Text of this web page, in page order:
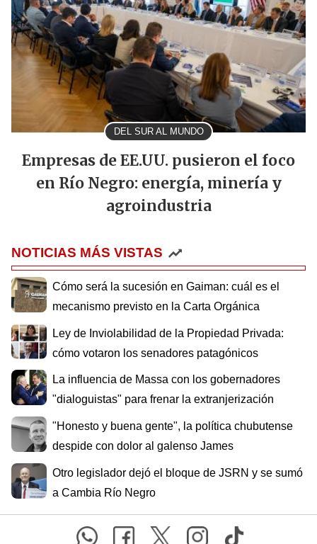
DEL SUR AL MUNDO
Empresas de EE.UU. pusieron el foco
en Río Negro: energía, minería y
agroindustria
NOTICIAS MÁS VISTAS
Cómo será la sucesión en Gaiman: cuál es el
mecanismo previsto en la Carta Orgánica
Ley de Inviolabilidad de la Propiedad Privada:
cómo votaron los senadores patagónicos
La influencia de Massa con los gobernadores
"dialoguistas" para frenar la extranjerización
"Honesto y buena gente", la política chubutense
despide con dolor al galenso James
Otro legislador dejó el bloque de JSRN y se sumó
a Cambia Río Negro